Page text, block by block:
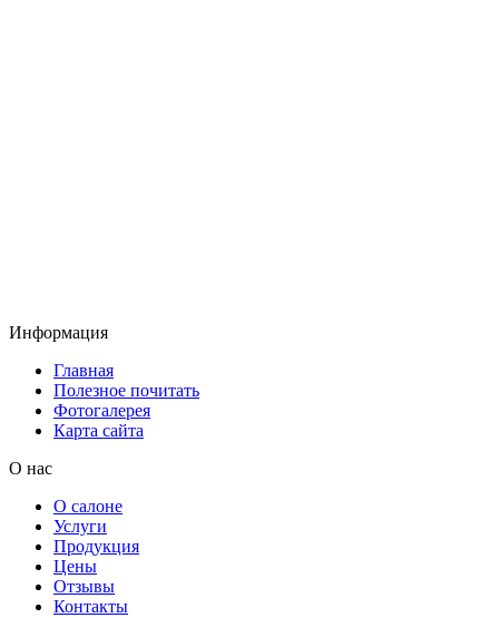
Информация
Главная
Полезное почитать
Фотогалерея
Карта сайта
О нас
О салоне
Услуги
Продукция
Цены
Отзывы
Контакты